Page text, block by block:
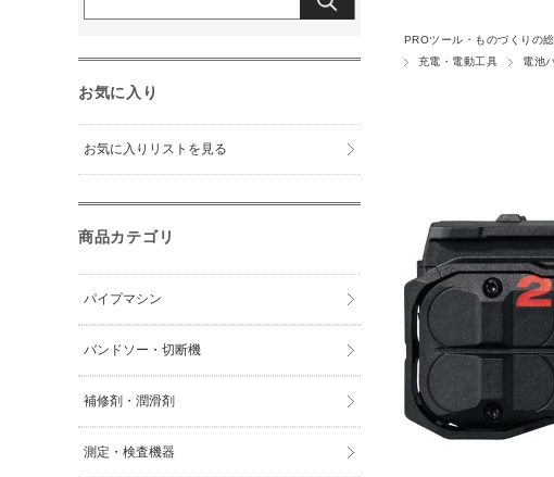
PROツール・ものづくりの
充電・電動工具
電池
お気に入り
お気に入りリストを見る
商品カテゴリ
パイプマシン
バンドソー・切断機
補修剤・潤滑剤
測定・検査機器